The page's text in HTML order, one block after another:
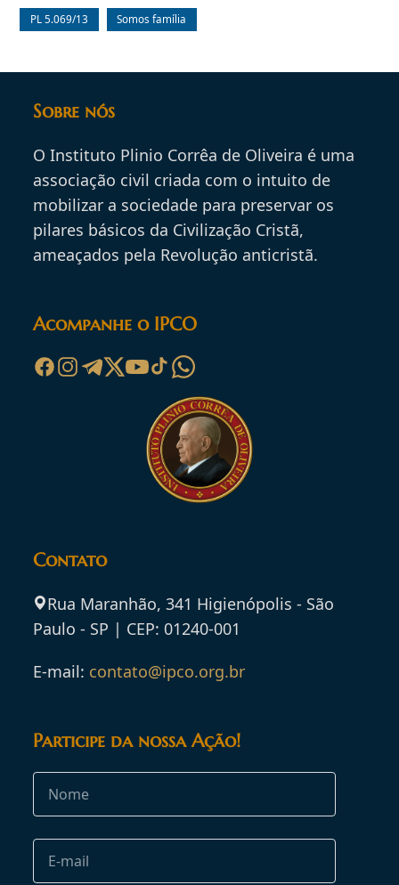
PL 5.069/13 Somos família
Sobre nós
O Instituto Plinio Corrêa de Oliveira é uma
associação civil criada com o intuito de
mobilizar a sociedade para preservar os
pilares básicos da Civilização Cristã,
ameaçados pela Revolução anticristã.
Acompanhe o IPCO
Contato
Rua Maranhão, 341 Higienópolis - São
Paulo - SP | CEP: 01240-001
E-mail: contato@ipco.org.br
Participe da nossa Ação!